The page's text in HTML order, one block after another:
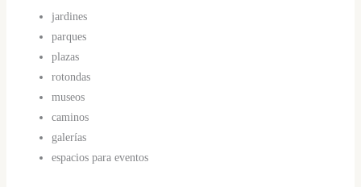
jardines
parques
plazas
rotondas
museos
caminos
galerías
espacios para eventos